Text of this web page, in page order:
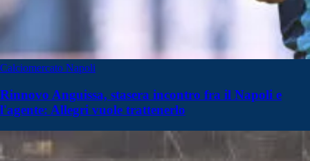
Calciomercato Napoli
Rinnovo Anguissa, stasera incontro fra il Napoli e
l'agente: Allegri vuole trattenerlo